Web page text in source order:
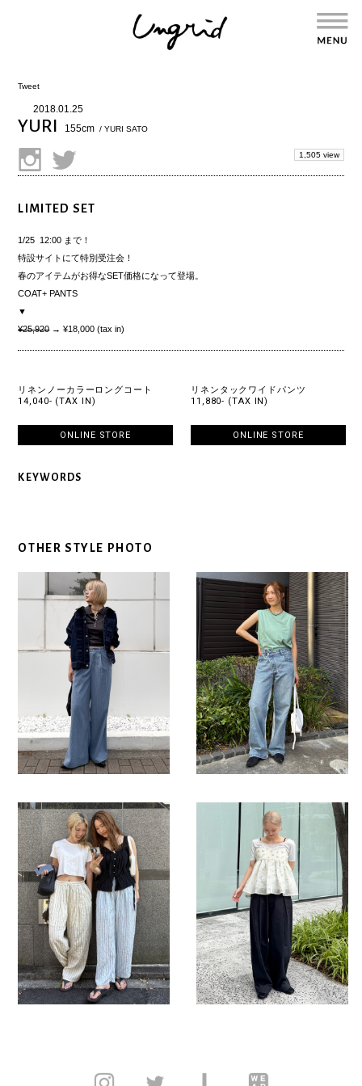
Tweet
2018.01.25
YURI 155cm / YURI SATO
1,505 view
LIMITED SET
1/25 12:00 まで！
特設サイトにて特別受注会！
春のアイテムがお得なSET価格になって登場。
COAT+ PANTS
▼
¥25,920→¥18,000 (tax in)
リネンノーカラーロングコート
14,040- (TAX IN)
ONLINE STORE
リネンタックワイドパンツ
11,880- (TAX IN)
ONLINE STORE
KEYWORDS
OTHER STYLE PHOTO